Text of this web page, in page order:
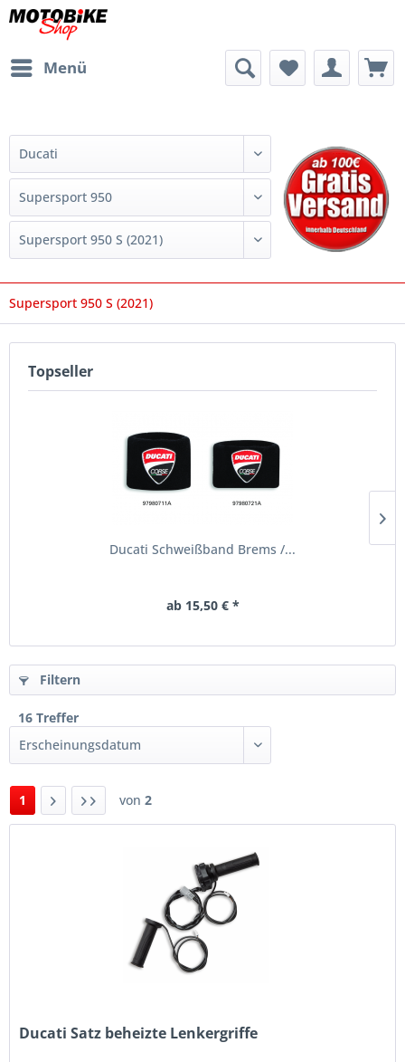
Menü
Supersport 950 S (2021)
Topseller
Ducati Schweißband Brems /...
ab 15,50 € *
Filtern
16 Treffer
1 von 2
Ducati Satz beheizte Lenkergriffe